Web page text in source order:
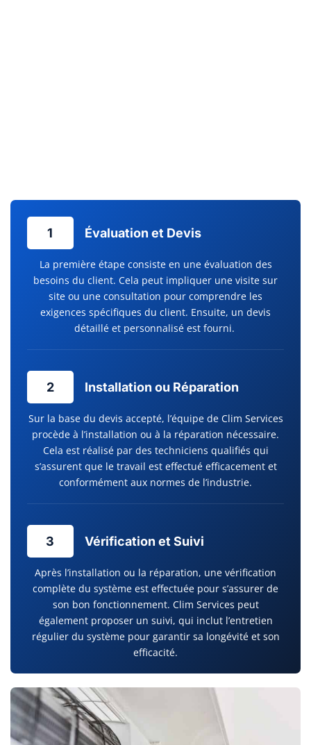
1 Évaluation et Devis
La première étape consiste en une évaluation des
besoins du client. Cela peut impliquer une visite sur
site ou une consultation pour comprendre les
exigences spécifiques du client. Ensuite, un devis
détaillé et personnalisé est fourni.
2 Installation ou Réparation
Sur la base du devis accepté, l’équipe de Clim Services
procède à l’installation ou à la réparation nécessaire.
Cela est réalisé par des techniciens qualifiés qui
s’assurent que le travail est effectué efficacement et
conformément aux normes de l’industrie.
3 Vérification et Suivi
Après l’installation ou la réparation, une vérification
complète du système est effectuée pour s’assurer de
son bon fonctionnement. Clim Services peut
également proposer un suivi, qui inclut l’entretien
régulier du système pour garantir sa longévité et son
efficacité.